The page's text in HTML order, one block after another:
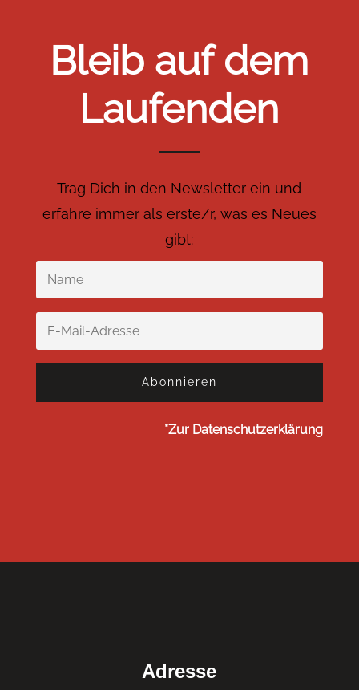
Bleib auf dem
Laufenden
Trag Dich in den Newsletter ein und
erfahre immer als erste/r, was es Neues
gibt:
Abonnieren
*Zur Datenschutzerklärung
Adresse